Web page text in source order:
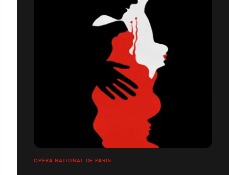
OPÉRA NATIONAL DE PARIS